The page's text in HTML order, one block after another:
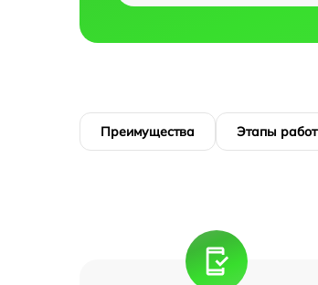
Преимущества Этапы работ